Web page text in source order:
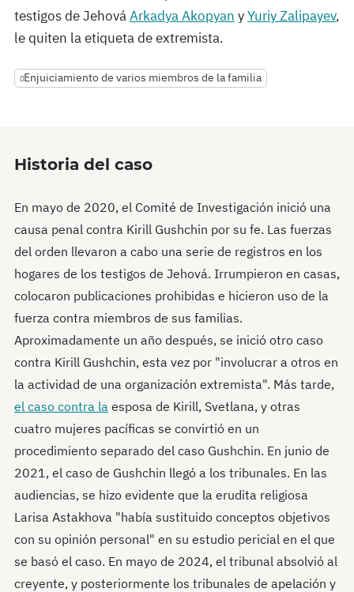
testigos de JehováArkadya Akopyan yYuriy Zalipayev,
le quiten la etiqueta de extremista.
Enjuiciamiento de varios miembros de la familia
Historia del caso
En mayo de 2020, el Comité de Investigación inició una
causa penal contra Kirill Gushchin por su fe. Las fuerzas
del orden llevaron a cabo una serie de registros en los
hogares de los testigos de Jehová. Irrumpieron en casas,
colocaron publicaciones prohibidas e hicieron uso de la
fuerza contra miembros de sus familias.
Aproximadamente un año después, se inició otro caso
contra Kirill Gushchin, esta vez por "involucrar a otros en
la actividad de una organización extremista". Más tarde,
el caso contra la esposa de Kirill, Svetlana, y otras
cuatro mujeres pacíficas se convirtió en un
procedimiento separado del caso Gushchin. En junio de
2021, el caso de Gushchin llegó a los tribunales. En las
audiencias, se hizo evidente que la erudita religiosa
Larisa Astakhova "había sustituido conceptos objetivos
con su opinión personal" en su estudio pericial en el que
se basó el caso. En mayo de 2024, el tribunal absolvió al
creyente, y posteriormente los tribunales de apelación y